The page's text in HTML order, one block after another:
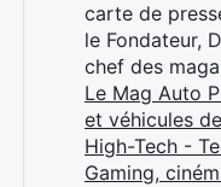
carte de
le Fondateur,
chef des
Le Mag Auto
et véhicules
High-Tech -
Gaming,